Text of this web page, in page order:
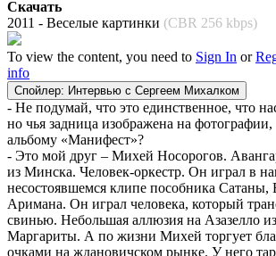
Скачать
2011 - Веселые картинки (CBR 256 kbps)
To view the content, you need to Sign In or
info
Спойлер: Интервью с Сергеем Михалком
- Не подумай, что это единственное, что
но чья задница изображена на
альбому «Манифест»?
- Это мой друг – Михей Носорогов.
из Минска. Человек-оркестр. Он играл в
несостоявшемся клипе пособника Сатаны,
Аримана. Он играл человека, который
свинью. Небольшая аллюзия на Азазелло
Маргариты. А по жизни Михей торгует
очками на ждановичском рынке. У него